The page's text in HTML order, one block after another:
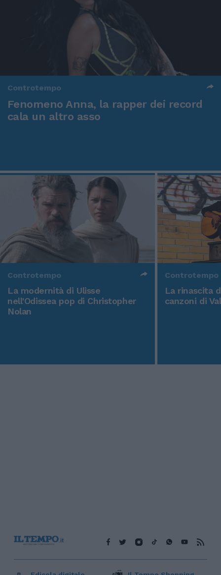
Controtempo
Fenomeno Anna, la rapper dei record
cala un altro asso
Controtempo
La modernità di Ulisse
nell'Odissea pop di Christopher
Nolan
Controtempo
La rinascita
canzoni di